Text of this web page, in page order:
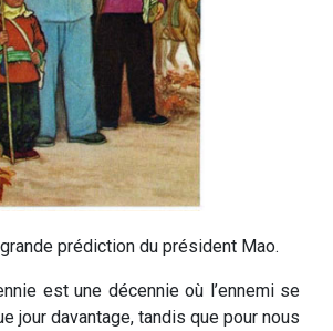
prédiction du président Mao.
est une décennie où l’ennemi se
jour davantage, tandis que pour nous